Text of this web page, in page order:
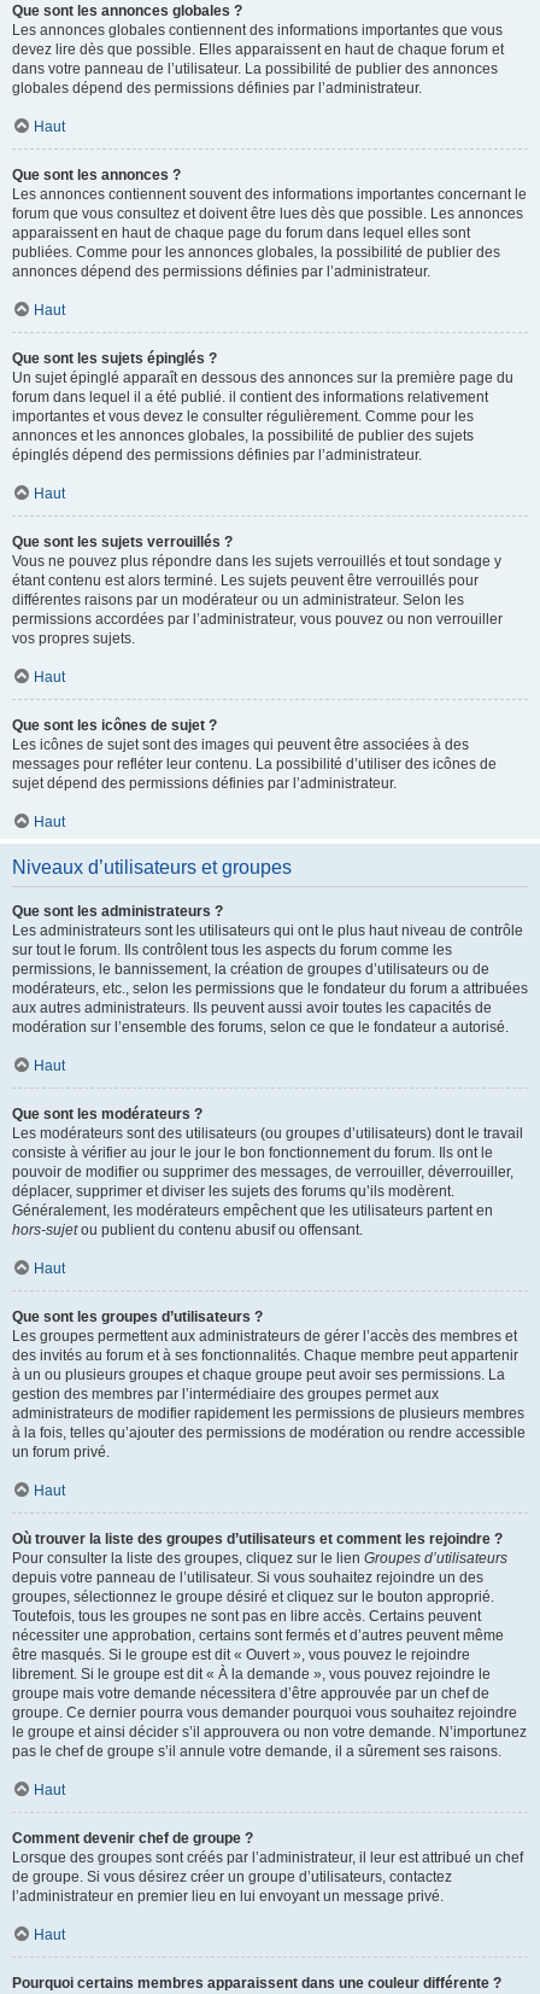
Que sont les annonces globales ?
Les annonces globales contiennent des informations importantes que vous
devez lire dès que possible. Elles apparaissent en haut de chaque forum et
dans votre panneau de l’utilisateur. La possibilité de publier des annonces
globales dépend des permissions définies par l’administrateur.
Haut
Que sont les annonces ?
Les annonces contiennent souvent des informations importantes concernant le
forum que vous consultez et doivent être lues dès que possible. Les annonces
apparaissent en haut de chaque page du forum dans lequel elles sont
publiées. Comme pour les annonces globales, la possibilité de publier des
annonces dépend des permissions définies par l’administrateur.
Haut
Que sont les sujets épinglés ?
Un sujet épinglé apparaît en dessous des annonces sur la première page du
forum dans lequel il a été publié. il contient des informations relativement
importantes et vous devez le consulter régulièrement. Comme pour les
annonces et les annonces globales, la possibilité de publier des sujets
épinglés dépend des permissions définies par l’administrateur.
Haut
Que sont les sujets verrouillés ?
Vous ne pouvez plus répondre dans les sujets verrouillés et tout sondage y
étant contenu est alors terminé. Les sujets peuvent être verrouillés pour
différentes raisons par un modérateur ou un administrateur. Selon les
permissions accordées par l’administrateur, vous pouvez ou non verrouiller
vos propres sujets.
Haut
Que sont les icônes de sujet ?
Les icônes de sujet sont des images qui peuvent être associées à des
messages pour refléter leur contenu. La possibilité d’utiliser des icônes de
sujet dépend des permissions définies par l’administrateur.
Haut
Niveaux d’utilisateurs et groupes
Que sont les administrateurs ?
Les administrateurs sont les utilisateurs qui ont le plus haut niveau de contrôle
sur tout le forum. Ils contrôlent tous les aspects du forum comme les
permissions, le bannissement, la création de groupes d’utilisateurs ou de
modérateurs, etc., selon les permissions que le fondateur du forum a attribuées
aux autres administrateurs. Ils peuvent aussi avoir toutes les capacités de
modération sur l’ensemble des forums, selon ce que le fondateur a autorisé.
Haut
Que sont les modérateurs ?
Les modérateurs sont des utilisateurs (ou groupes d’utilisateurs) dont le travail
consiste à vérifier au jour le jour le bon fonctionnement du forum. Ils ont le
pouvoir de modifier ou supprimer des messages, de verrouiller, déverrouiller,
déplacer, supprimer et diviser les sujets des forums qu’ils modèrent.
Généralement, les modérateurs empêchent que les utilisateurs partent en
hors-sujetou publient du contenu abusif ou offensant.
Haut
Que sont les groupes d’utilisateurs ?
Les groupes permettent aux administrateurs de gérer l’accès des membres et
des invités au forum et à ses fonctionnalités. Chaque membre peut appartenir
à un ou plusieurs groupes et chaque groupe peut avoir ses permissions. La
gestion des membres par l’intermédiaire des groupes permet aux
administrateurs de modifier rapidement les permissions de plusieurs membres
à la fois, telles qu’ajouter des permissions de modération ou rendre accessible
un forum privé.
Haut
Où trouver la liste des groupes d’utilisateurs et comment les rejoindre ?
Pour consulter la liste des groupes, cliquez sur le lien Groupes d’utilisateurs
depuis votre panneau de l’utilisateur. Si vous souhaitez rejoindre un des
groupes, sélectionnez le groupe désiré et cliquez sur le bouton approprié.
Toutefois, tous les groupes ne sont pas en libre accès. Certains peuvent
nécessiter une approbation, certains sont fermés et d’autres peuvent même
être masqués. Si le groupe est dit « Ouvert », vous pouvez le rejoindre
librement. Si le groupe est dit « À la demande », vous pouvez rejoindre le
groupe mais votre demande nécessitera d’être approuvée par un chef de
groupe. Ce dernier pourra vous demander pourquoi vous souhaitez rejoindre
le groupe et ainsi décider s’il approuvera ou non votre demande. N’importunez
pas le chef de groupe s’il annule votre demande, il a sûrement ses raisons.
Haut
Comment devenir chef de groupe ?
Lorsque des groupes sont créés par l’administrateur, il leur est attribué un chef
de groupe. Si vous désirez créer un groupe d’utilisateurs, contactez
l’administrateur en premier lieu en lui envoyant un message privé.
Haut
Pourquoi certains membres apparaissent dans une couleur différente ?